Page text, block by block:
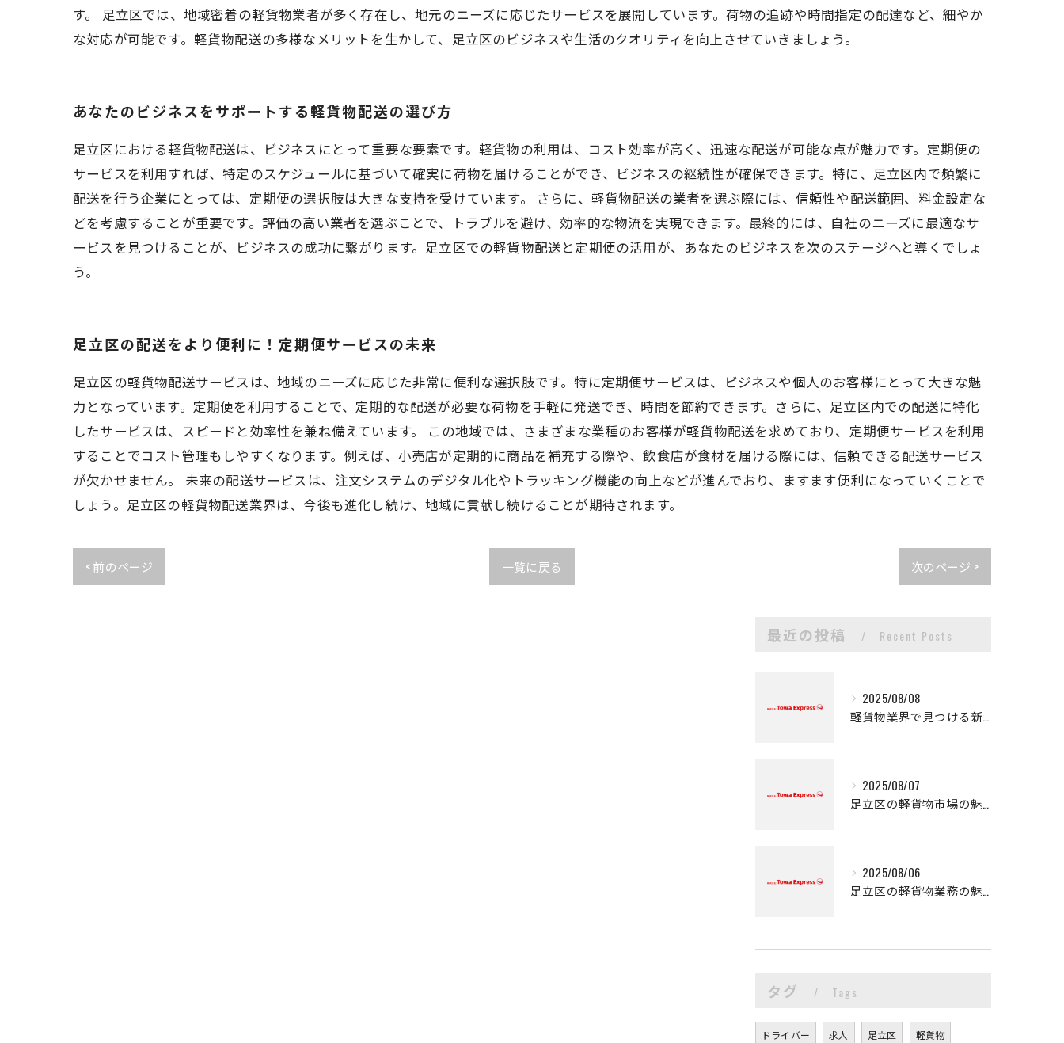
す。 足立区では、地域密着の軽貨物業者が多く存在し、地元のニーズに応じたサービスを展開しています。荷物の追跡や時間指定の配達など、細やか
な対応が可能です。軽貨物配送の多様なメリットを生かして、足立区のビジネスや生活のクオリティを向上させていきましょう。
あなたのビジネスをサポートする軽貨物配送の選び方
足立区における軽貨物配送は、ビジネスにとって重要な要素です。軽貨物の利用は、コスト効率が高く、迅速な配送が可能な点が魅力です。定期便の
サービスを利用すれば、特定のスケジュールに基づいて確実に荷物を届けることができ、ビジネスの継続性が確保できます。特に、足立区内で頻繁に
配送を行う企業にとっては、定期便の選択肢は大きな支持を受けています。 さらに、軽貨物配送の業者を選ぶ際には、信頼性や配送範囲、料金設定な
どを考慮することが重要です。評価の高い業者を選ぶことで、トラブルを避け、効率的な物流を実現できます。最終的には、自社のニーズに最適なサ
ービスを見つけることが、ビジネスの成功に繋がります。足立区での軽貨物配送と定期便の活用が、あなたのビジネスを次のステージへと導くでしょ
う。
足立区の配送をより便利に！定期便サービスの未来
足立区の軽貨物配送サービスは、地域のニーズに応じた非常に便利な選択肢です。特に定期便サービスは、ビジネスや個人のお客様にとって大きな魅
力となっています。定期便を利用することで、定期的な配送が必要な荷物を手軽に発送でき、時間を節約できます。さらに、足立区内での配送に特化
したサービスは、スピードと効率性を兼ね備えています。 この地域では、さまざまな業種のお客様が軽貨物配送を求めており、定期便サービスを利用
することでコスト管理もしやすくなります。例えば、小売店が定期的に商品を補充する際や、飲食店が食材を届ける際には、信頼できる配送サービス
が欠かせません。 未来の配送サービスは、注文システムのデジタル化やトラッキング機能の向上などが進んでおり、ますます便利になっていくことで
しょう。足立区の軽貨物配送業界は、今後も進化し続け、地域に貢献し続けることが期待されます。
< 前のページ 一覧に戻る 次のページ >
最近の投稿 Recent Posts
2025/08/08
軽貨物業界で見つける新たなキャリアの可能性
2025/08/07
足立区の軽貨物市場の魅力
2025/08/06
足立区の軽貨物業務の魅力
タグ Tags
ドライバー 求人 足立区 軽貨物